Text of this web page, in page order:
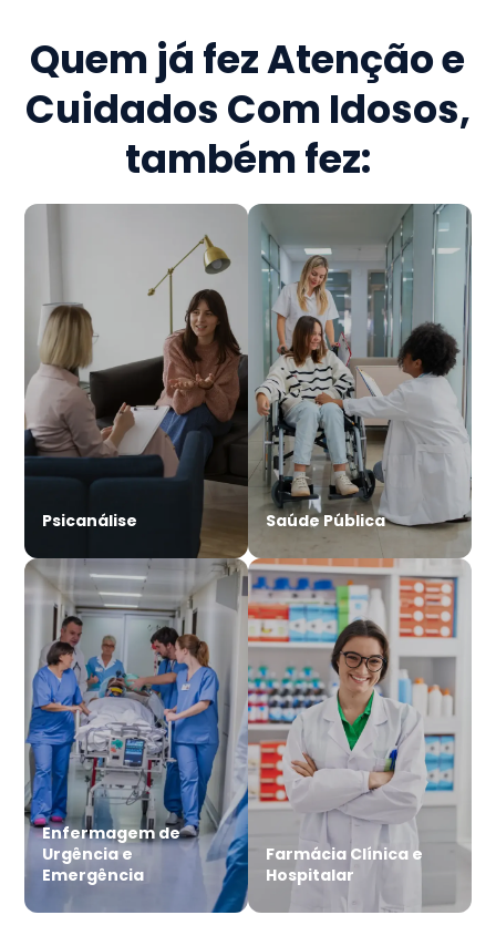
Quem já fezAtenção e
Cuidados Com Idosos,
também fez:
Psicanálise Saúde Pública
Enfermagem de
Urgência e
Emergência
Farmácia Clínica e
Hospitalar